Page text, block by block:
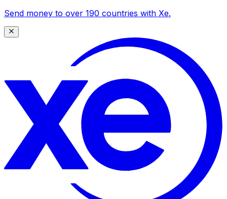
Send money to over 190 countries with Xe.